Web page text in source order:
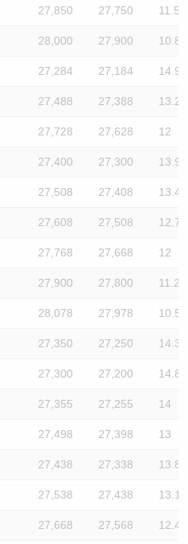
27,850 27,750 11.5
28,000 27,900 10.8
27,284 27,184 14.9
27,488 27,388 13.2
27,728 27,628 12
27,400 27,300 13.9
27,508 27,408 13.4
27,608 27,508 12.7
27,768 27,668 12
27,900 27,800 11.2
28,078 27,978 10.5
27,350 27,250 14.3
27,300 27,200 14.8
27,355 27,255 14
27,498 27,398 13
27,438 27,338 13.8
27,538 27,438 13.1
27,668 27,568 12.4